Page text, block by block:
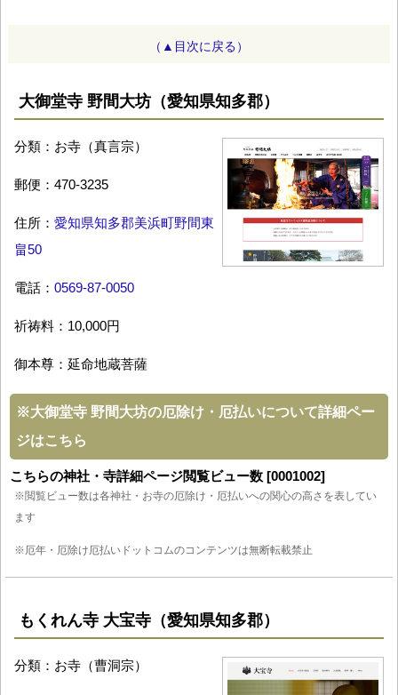
（▲目次に戻る）
大御堂寺 野間大坊（愛知県知多郡）
分類：お寺（真言宗）
郵便：470-3235
住所： 愛知県知多郡美浜町野間東
畠50
電話： 0569-87-0050
祈祷料：10,000円
御本尊：延命地蔵菩薩
※大御堂寺 野間大坊の厄除け・厄払いについて詳細ペー
ジはこちら
こちらの神社・寺詳細ページ閲覧ビュー数 [0001002]
※閲覧ビュー数は各神社・お寺の厄除け・厄払いへの関心の高さを表してい
ます
※厄年・厄除け厄払いドットコムのコンテンツは無断転載禁止
もくれん寺 大宝寺（愛知県知多郡）
分類：お寺（曹洞宗）